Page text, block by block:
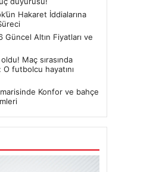
Hakaret İddialarına
Altın Fiyatları ve
Maç sırasında
O futbolcu hayatını
Konfor ve bahçe